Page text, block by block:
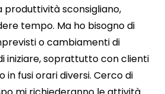
produttività sconsigliano,
tempo. Ma ho bisogno di
o cambiamenti di
iniziare, soprattutto con clienti
in fusi orari diversi. Cerco di